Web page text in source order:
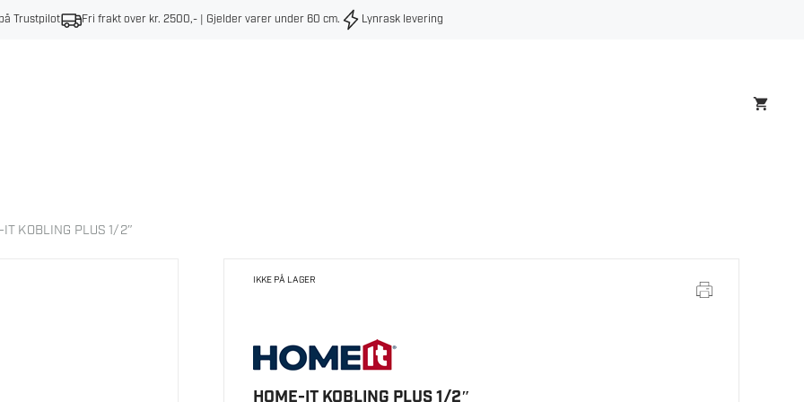
Trustpilot Fri frakt over kr. 2500,- | Gjelder varer under 60 cm. Lynrask levering
IT KOBLING PLUS 1/2″
IKKE PÅ LAGER
HOME-IT KOBLING PLUS 1/2″